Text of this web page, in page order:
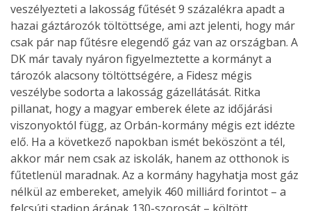
veszélyezteti a lakosság fűtését 9 százalékra apadt a
hazai gáztározók töltöttsége, ami azt jelenti, hogy már
csak pár nap fűtésre elegendő gáz van az országban. A
DK már tavaly nyáron figyelmeztette a kormányt a
tározók alacsony töltöttségére, a Fidesz mégis
veszélybe sodorta a lakosság gázellátását. Ritka
pillanat, hogy a magyar emberek élete az időjárási
viszonyoktól függ, az Orbán-kormány mégis ezt idézte
elő. Ha a következő napokban ismét beköszönt a tél,
akkor már nem csak az iskolák, hanem az otthonok is
fűtetlenül maradnak. Az a kormány hagyhatja most gáz
nélkül az embereket, amelyik 460 milliárd forintot – a